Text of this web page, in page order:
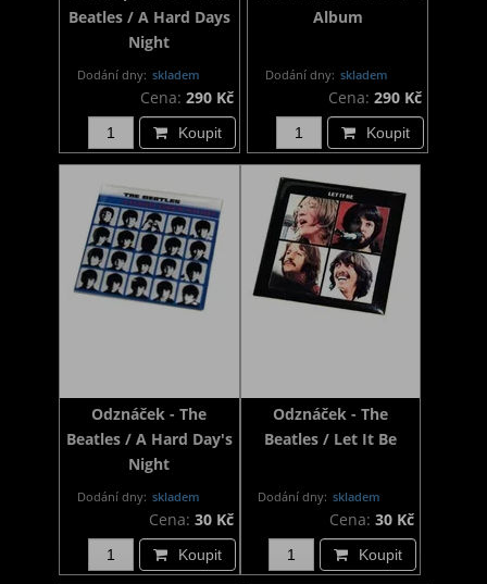
Beatles / A Hard Days
Night
Dodání dny: skladem
Cena: 290 Kč
Koupit
Album
Dodání dny: skladem
Cena: 290 Kč
Koupit
Odznáček - The
Beatles / A Hard Day's
Night
Dodání dny: skladem
Cena: 30 Kč
Koupit
Odznáček - The
Beatles / Let It Be
Dodání dny: skladem
Cena:30 Kč
Koupit